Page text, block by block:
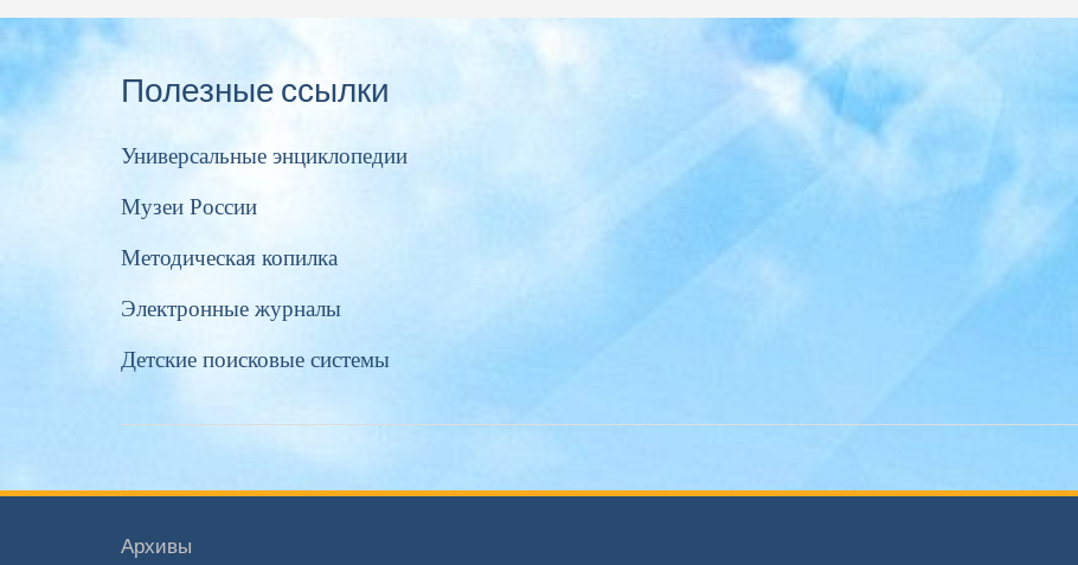
Полезные ссылки
Универсальные энциклопедии
Музеи России
Методическая копилка
Электронные журналы
Детские поисковые системы
Архивы